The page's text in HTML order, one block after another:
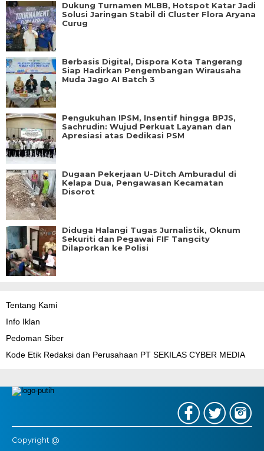
Dukung Turnamen MLBB, Hotspot Katar Jadi
Solusi Jaringan Stabil di Cluster Flora Aryana
Curug
Berbasis Digital, Dispora Kota Tangerang
Siap Hadirkan Pengembangan Wirausaha
Muda Jago AI Batch 3
Pengukuhan IPSM, Insentif hingga BPJS,
Sachrudin: Wujud Perkuat Layanan dan
Apresiasi atas Dedikasi PSM
Dugaan Pekerjaan U-Ditch Amburadul di
Kelapa Dua, Pengawasan Kecamatan
Disorot
Diduga Halangi Tugas Jurnalistik, Oknum
Sekuriti dan Pegawai FIF Tangcity
Dilaporkan ke Polisi
Tentang Kami
Info Iklan
Pedoman Siber
Kode Etik Redaksi dan Perusahaan PT SEKILAS CYBER MEDIA
Copyright @